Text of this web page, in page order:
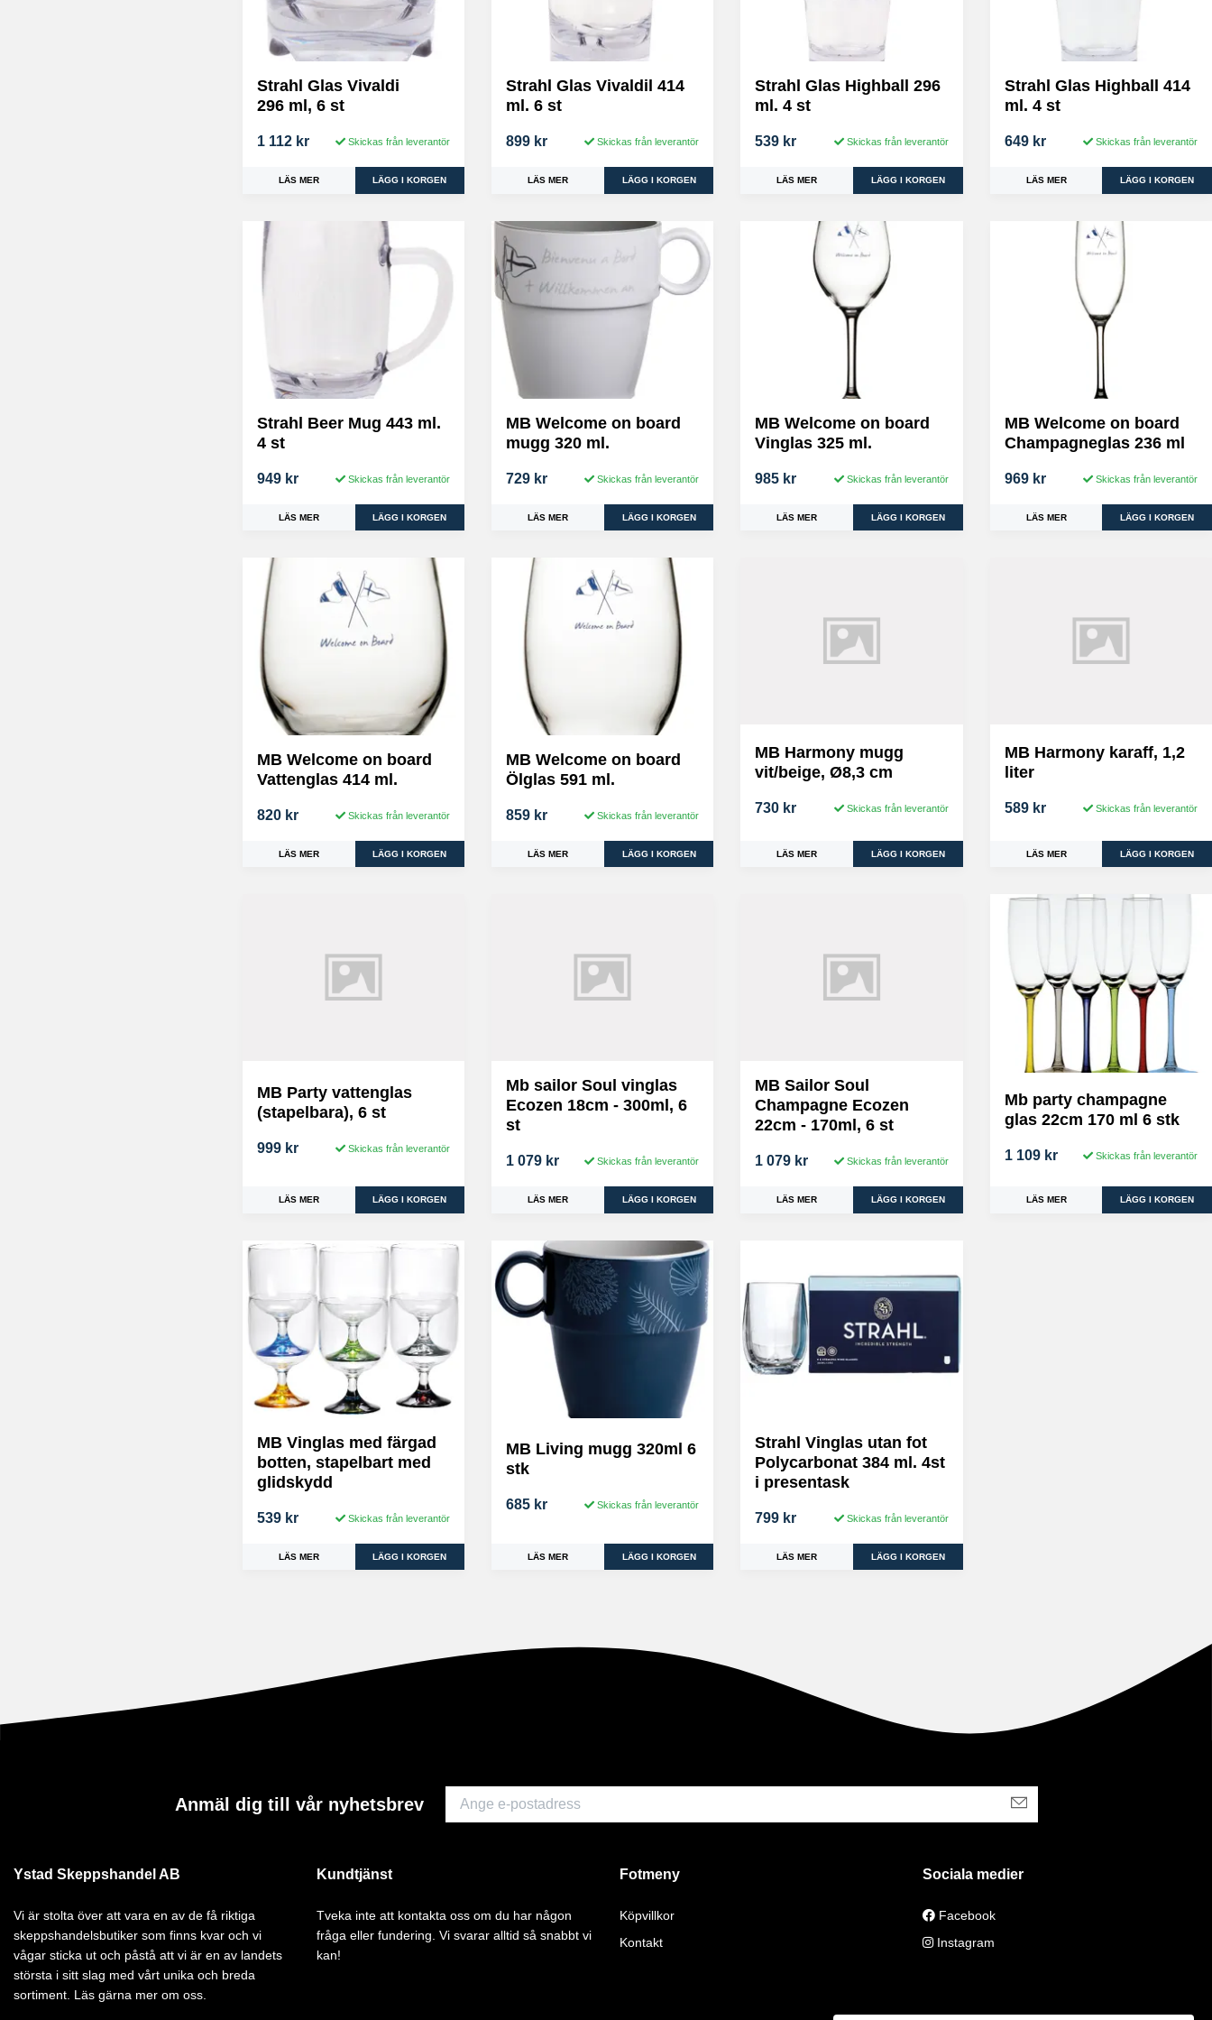
Strahl Glas Vivaldi
296 ml, 6 st
1 112 kr Skickas från leverantör
LÄS MER
Strahl Glas Vivaldil 414
ml. 6 st
899 kr Skickas från leverantör
LÄS MER
Strahl Glas Highball 296
ml. 4 st
539 kr Skickas från leverantör
LÄS MER
Strahl Glas Highball 414
ml. 4 st
649 kr Skickas från leverantör
LÄS MER
Strahl Beer Mug 443 ml.
4 st
949 kr Skickas från leverantör
LÄS MER
MB Welcome on board
mugg 320 ml.
729 kr Skickas från leverantör
LÄS MER
MB Welcome on board
Vinglas 325 ml.
985 kr Skickas från leverantör
LÄS MER
MB Welcome on board
Champagneglas 236 ml
969 kr Skickas från leverantör
LÄS MER
MB Welcome on board
Vattenglas 414 ml.
820 kr Skickas från leverantör
LÄS MER
MB Welcome on board
Ölglas 591 ml.
859 kr Skickas från leverantör
LÄS MER
MB Harmony mugg
vit/beige, Ø8,3 cm
730 kr Skickas från leverantör
LÄS MER
MB Harmony karaff, 1,2
liter
589 kr Skickas från leverantör
LÄS MER
MB Party vattenglas
(stapelbara), 6 st
999 kr Skickas från leverantör
LÄS MER
Mb sailor Soul vinglas
Ecozen 18cm - 300ml, 6
st
1 079 kr Skickas från leverantör
LÄS MER
MB Sailor Soul
Champagne Ecozen
22cm - 170ml, 6 st
1 079 kr Skickas från leverantör
LÄS MER
Mb party champagne
glas 22cm 170 ml 6 stk
1 109 kr Skickas från leverantör
LÄS MER
MB Vinglas med färgad
botten, stapelbart med
glidskydd
539 kr Skickas från leverantör
LÄS MER
MB Living mugg 320ml 6
stk
685 kr Skickas från leverantör
LÄS MER
Strahl Vinglas utan fot
Polycarbonat 384 ml. 4st
i presentask
799 kr Skickas från leverantör
LÄS MER
Anmäl dig till vår nyhetsbrev
Ystad Skeppshandel AB
Vi är stolta över att vara en av de få riktiga
skeppshandelsbutiker som finns kvar och vi
vågar sticka ut och påstå att vi är en av landets
största i sitt slag med vårt unika och breda
sortiment. Läs gärna mer om oss.
Kundtjänst
Tveka inte att kontakta oss om du har någon
fråga eller fundering. Vi svarar alltid så snabbt vi
kan!
Fotmeny
Köpvillkor
Kontakt
Sociala medier
Facebook
Instagram